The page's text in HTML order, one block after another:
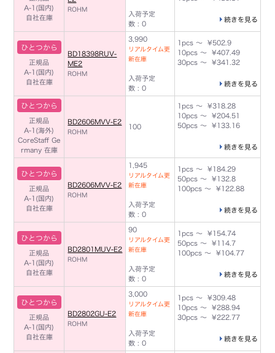
A-1(国内)
自社在庫
ROHM
入荷予定
数 : 0
続きを見る
ひとつから
正規品
A-1(国内)
自社在庫
BD18398RUV-
ME2
ROHM
3,990
リアルタイム更
新在庫
入荷予定
数 : 0
1pcs ～ ¥502.9
10pcs ～ ¥407.49
30pcs ～ ¥341.32
続きを見る
ひとつから
正規品
A-1(海外)
CoreStaff Ge
rmany 在庫
BD2606MVV-E2
ROHM
100
1pcs ～ ¥318.28
10pcs ～ ¥204.51
50pcs ～ ¥133.16
続きを見る
ひとつから
正規品
A-1(国内)
自社在庫
BD2606MVV-E2
ROHM
1,945
リアルタイム更
新在庫
入荷予定
数 : 0
1pcs ～ ¥184.29
50pcs ～ ¥132.8
100pcs ～ ¥122.88
続きを見る
ひとつから
正規品
A-1(国内)
自社在庫
BD2801MUV-E2
ROHM
90
リアルタイム更
新在庫
入荷予定
数 : 0
1pcs ～ ¥154.74
50pcs ～ ¥114.7
100pcs ～ ¥104.77
続きを見る
ひとつから
正規品
A-1(国内)
自社在庫
BD2802GU-E2
ROHM
3,000
リアルタイム更
新在庫
入荷予定
数 : 0
1pcs ～ ¥309.48
10pcs ～ ¥288.94
30pcs ～ ¥222.77
続きを見る